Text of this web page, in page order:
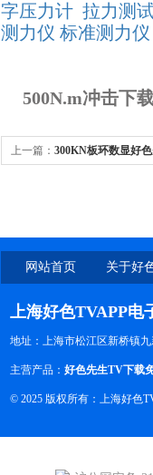
字压力计 拉力测
测力仪 标准测力仪
500N.m冲击下
上一篇： 300KN板环数显好
网站首页 关于好
上海好色TVAPP电
地址：上海市松江区新桥镇
主营产品： 好色先生TV下载
© 2025 版权所有：上海好色